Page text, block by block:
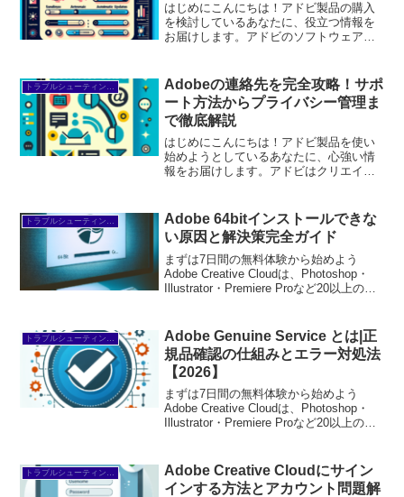
はじめにこんにちは！アドビ製品の購入
を検討しているあなたに、役立つ情報を
お届けします。アドビのソフトウェアは
について悩む方も多いのではないでしょ
うか？この記事では、自動...
トラブルシューティング/FAQ
Adobeの連絡先を完全攻略！サポ
ート方法からプライバシー管理ま
で徹底解説
はじめにこんにちは！アドビ製品を使い
始めようとしているあなたに、心強い情
報をお届けします。アドビはクリエイテ
体制については意外と知られていないこ
とが多いです。この記事で...
トラブルシューティング/FAQ
Adobe 64bitインストールできな
い原因と解決策完全ガイド
まずは7日間の無料体験から始めよう
Adobe Creative Cloudは、Photoshop・
Illustrator・Premiere Proなど20以上のア
→※...
Adobe Genuine Service とは|正
規品確認の仕組みとエラー対処法
【2026】
まずは7日間の無料体験から始めよう
Adobe Creative Cloudは、Photoshop・
Illustrator・Premiere Proなど20以上のア
→※...
トラブルシューティング/FAQ
Adobe Creative Cloudにサイン
インする方法とアカウント問題解